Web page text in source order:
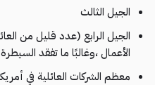
الجيل الثالث
الجيل الرابع (عدد قليل من
الأعمال ،وغالبًا ما تفقد
معظم الشركات العائلية في